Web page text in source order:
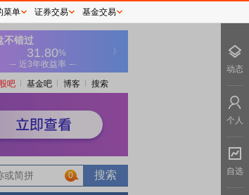
股吧 基金吧 博客 搜索
0
菜单 证券交易 基金交易
动态
个人
自选